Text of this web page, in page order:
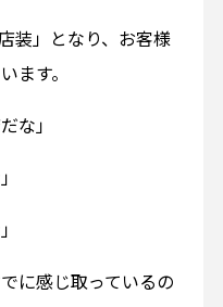
装」となり、お客様
ます。
な」
に感じ取っているの